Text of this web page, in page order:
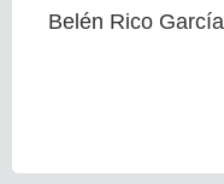
Belén Rico